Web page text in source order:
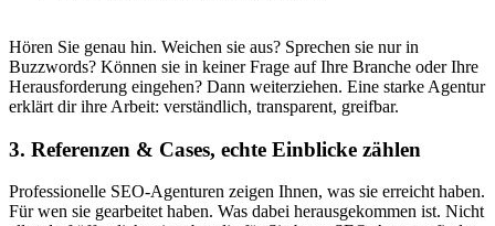
Hören Sie genau hin. Weichen sie aus? Sprechen sie nur in
Buzzwords? Können sie in keiner Frage auf Ihre Branche oder Ihre
Herausforderung eingehen? Dann weiterziehen. Eine starke Agentur
erklärt dir ihre Arbeit: verständlich, transparent, greifbar.
3. Referenzen & Cases, echte Einblicke zählen
Professionelle SEO-Agenturen zeigen Ihnen, was sie erreicht haben.
Für wen sie gearbeitet haben. Was dabei herausgekommen ist. Nicht